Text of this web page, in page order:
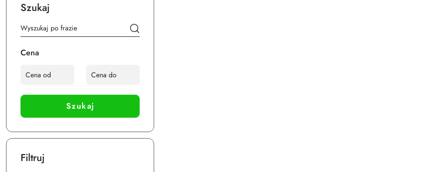
Szukaj
Cena
Szukaj
Filtruj